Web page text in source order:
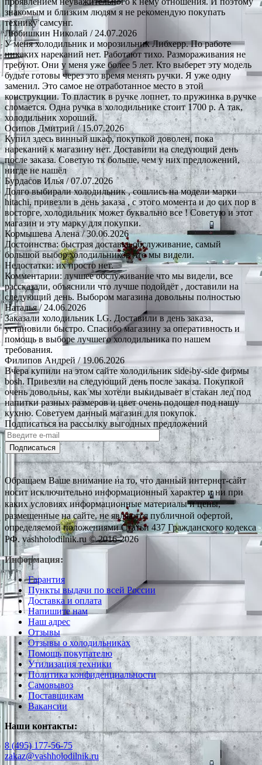
знакомым и близким людям я не рекомендую покупать
технику самсунг.
Любишкин Николай / 24.07.2026
У меня холодильник и морозильник Либхерр. По работе
никаких нареканий нет. Работают тихо. Размораживания не
требуют. Они у меня уже более 5 лет. Кто выберет эту модель
будьте готовы через это время менять ручки. Я уже одну
заменил. Это самое не отработанное место в этой
конструкции. То пластик в ручке лопнет, то пружинка в ручке
сломается. Одна ручка в холодильнике стоит 1700 р. А так,
холодильник хороший.
Осипов Дмитрий / 15.07.2026
Купил здесь винный шкаф, покупкой доволен, пока
нареканий к магазину нет. Доставили на следующий день
после заказа. Советую тк больше, чем у них предложений,
нигде не нашёл
Бурдасов Илья/ 07.07.2026
Долго выбирали холодильник , сошлись на модели марки
hitachi, привезли в день заказа , с этого момента и до сих пор в
восторге, холодильник может буквально все ! Советую и этот
магазин и эту марку для покупки.
Кормышева Алена/ 30.06.2026
Достоинства: быстрая доставка.обслуживание, самый
большой выбор холодильников что мы видели.
Недостатки: их просто нет.
Комментарии: лучшее обслуживание что мы видели, все
рассказали, объяснили что лучше подойдёт , доставили на
следующий день. Выбором магазина довольны полностью
Наталья/ 24.06.2026
Заказали холодильник LG. Доставили в день заказа,
установили быстро. Спасибо магазину за оперативность и
помощь в выборе лучшего холодильника по нашем
требования.
Филипов Андрей / 19.06.2026
Вчера купили на этом сайте холодильник side-by-side фирмы
bosh. Привезли на следующий день после заказа. Покупкой
очень довольны, как мы хотели выкидывает в стакан лед под
напитки разных размеров и цвет очень подошел под нашу
кухню. Советуем данный магазин для покупок.
Подписаться на рассылку выгодных предложений
Подписаться
Обращаем Ваше внимание на то, что данный интернет-сайт
носит исключительно информационный характер и ни при
каких условиях информационные материалы и цены,
размещенные на сайте, не являются публичной офертой,
определяемой положениями Статьи 437 Гражданского кодекса
РФ. vashholodilnik.ru © 2016-2026
Информация:
Гарантия
Пункты выдачи по всей России
Доставка и оплата
Напишите нам
Наш адрес
Отзывы
Отзывы о холодильниках
Помощь покупателю
Утилизация техники
Политика конфиденциальности
Самовывоз
Поставщикам
Вакансии
Наши контакты:
8 (495) 177-56-75
zakaz@vashholodilnik.ru